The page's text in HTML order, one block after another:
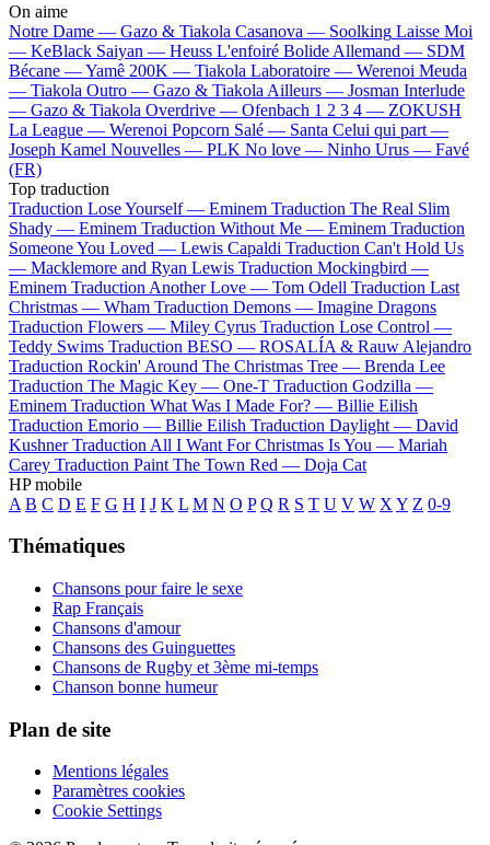
On aime
Notre Dame — Gazo & Tiakola Casanova — Soolking Laisse Moi
— KeBlack Saiyan — Heuss L'enfoiré Bolide Allemand — SDM
Bécane —Yamê 200K — Tiakola Laboratoire — Werenoi Meuda
— Tiakola Outro — Gazo & Tiakola Ailleurs — Josman Interlude
— Gazo & Tiakola Overdrive — Ofenbach 1 2 3 4 — ZOKUSH
La League — Werenoi Popcorn Salé — Santa Celui qui part —
Joseph Kamel Nouvelles — PLK No love — Ninho Urus — Favé
(FR)
Top traduction
Traduction Lose Yourself — Eminem Traduction The Real Slim
Shady — Eminem Traduction Without Me — Eminem Traduction
Someone You Loved — Lewis Capaldi Traduction Can't Hold Us
— Macklemore and Ryan Lewis Traduction Mockingbird —
Eminem Traduction Another Love — Tom Odell Traduction Last
Christmas — Wham Traduction Demons — Imagine Dragons
Traduction Flowers — Miley Cyrus Traduction Lose Control —
Teddy Swims Traduction BESO — ROSALÍA & Rauw Alejandro
Traduction Rockin' Around The Christmas Tree — Brenda Lee
Traduction The Magic Key — One-T Traduction Godzilla —
Eminem Traduction What Was I Made For? — Billie Eilish
Traduction Emorio — Billie Eilish Traduction Daylight — David
Kushner Traduction All I Want For Christmas Is You — Mariah
Carey Traduction Paint The Town Red — Doja Cat
HP mobile
A B C D E F G H I J K L M N O P Q R S T U V W X Y Z 0-9
Thématiques
Chansons pour faire le sexe
Rap Français
Chansons d'amour
Chansons des Guinguettes
Chansons de Rugby et 3ème mi-temps
Chanson bonne humeur
Plan de site
Mentions légales
Paramètres cookies
Cookie Settings